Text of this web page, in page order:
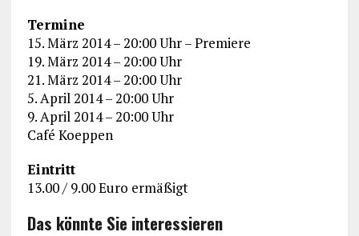
Termine
15. März 2014 – 20:00 Uhr – Premiere
19. März 2014 – 20:00 Uhr
21. März 2014 – 20:00 Uhr
5. April 2014 – 20:00 Uhr
9. April 2014 – 20:00 Uhr
Café Koeppen
Eintritt
13.00 / 9.00 Euro ermäßigt
Das könnte Sie interessieren